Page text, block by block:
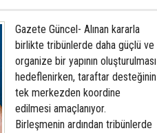
Gazete Güncel- Alınan kararla
birlikte tribünlerde daha güçlü ve
organize bir yapının oluşturulması
hedeflenirken, taraftar desteğinin
tek merkezden koordine
edilmesi amaçlanıyor.
Birleşmenin ardından tribünlerde